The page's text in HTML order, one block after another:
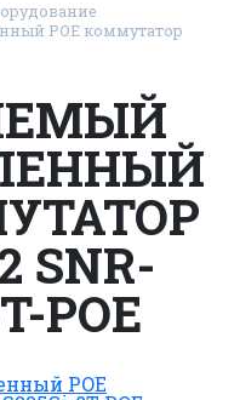
POE коммутатор
SNR-
POE